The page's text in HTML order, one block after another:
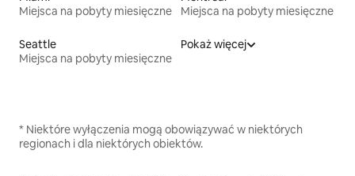
Miejsca na pobyty miesięczne
Miejsca na pobyty miesięczne
Seattle
Miejsca na pobyty miesięczne
Pokaż więcej
* Niektóre wyłączenia mogą obowiązywać w niektórych
regionach i dla niektórych obiektów.